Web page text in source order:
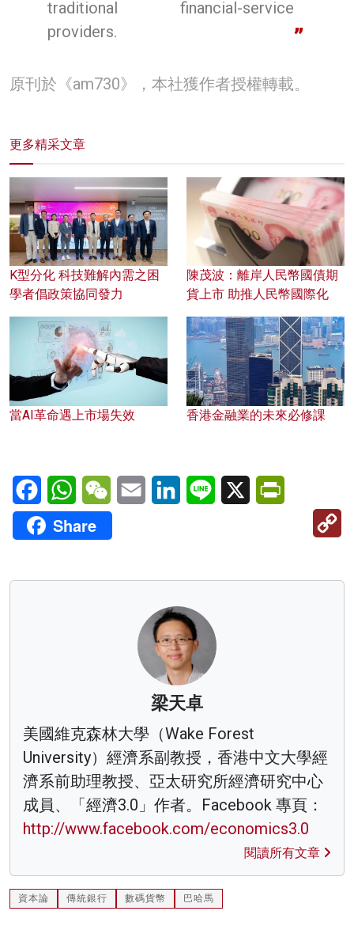
traditional financial-service
providers.
原刊於《am730》，本社獲作者授權轉載。
更多精采文章
K型分化 科技難解內需之困
學者倡政策協同發力
陳茂波：離岸人民幣國債期
貨上市 助推人民幣國際化
當AI革命遇上市場失效 香港金融業的未來必修課
FacebookWhatsAppWeChatEmail LinkedInLine X
Share
梁天卓
美國維克森林大學（Wake Forest
University）經濟系副教授，香港中文大學經
濟系前助理教授、亞太研究所經濟研究中心
成員、「經濟3.0」作者。Facebook 專頁：
http://www.facebook.com/economics3.0
閱讀所有文章
資本論 傳統銀行 數碼貨幣 巴哈馬